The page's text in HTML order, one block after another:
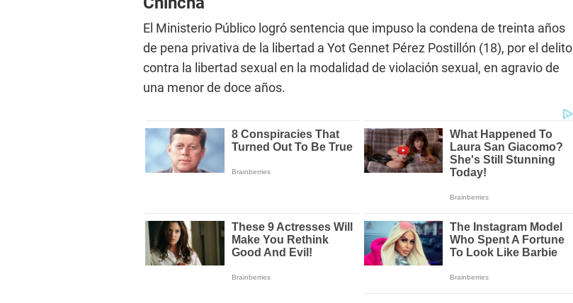
El Ministerio Público logró sentencia que impuso la condena de treinta años
de pena privativa de la libertad a Yot Gennet Pérez Postillón (18), por el delito
contra la libertad sexual en la modalidad de violación sexual, en agravio de
una menor de doce años.